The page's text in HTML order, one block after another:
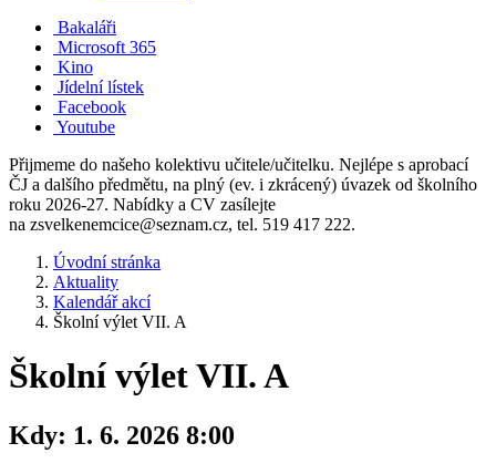
Bakaláři
Microsoft 365
Kino
Jídelní lístek
Facebook
Youtube
Přijmeme do našeho kolektivu učitele/učitelku. Nejlépe s aprobací
ČJ a dalšího předmětu, na plný (ev. i zkrácený) úvazek od školního
roku 2026-27. Nabídky a CV zasílejte
na zsvelkenemcice@seznam.cz, tel. 519 417 222.
Úvodní stránka
Aktuality
Kalendář akcí
Školní výlet VII. A
Školní výlet VII. A
Kdy: 1. 6. 2026 8:00